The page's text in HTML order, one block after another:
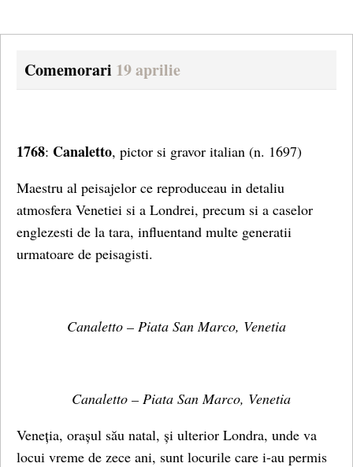
Comemorari 19 aprilie
1768: Canaletto, pictor si gravor italian (n. 1697)
Maestru al peisajelor ce reproduceau in detaliu
atmosfera Venetiei si a Londrei, precum si a caselor
englezesti de la tara, influentand multe generatii
urmatoare de peisagisti.
Canaletto – Piata San Marco, Venetia
Canaletto – Piata San Marco, Venetia
Veneția, orașul său natal, și ulterior Londra, unde va
locui vreme de zece ani, sunt locurile care i-au permis